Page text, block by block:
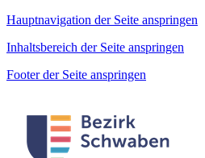
Hauptnavigation der Seite anspringen
Inhaltsbereich der Seite anspringen
Footer der Seite anspringen